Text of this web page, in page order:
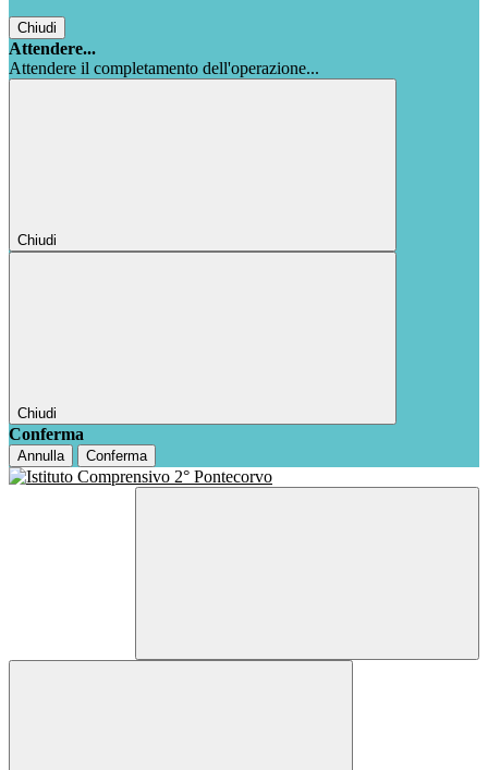
Chiudi
Attendere...
Attendere il completamento dell'operazione...
Chiudi
Chiudi
Conferma
Annulla Conferma